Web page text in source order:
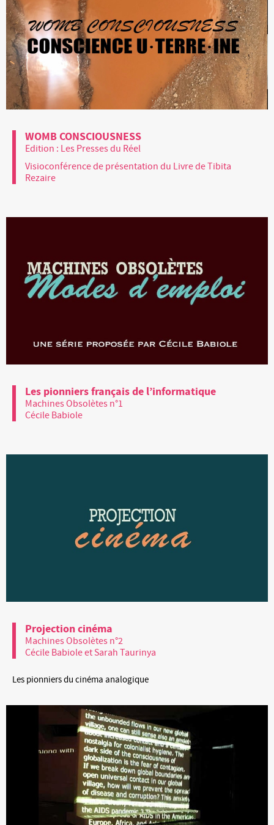
WOMB CONSCIOUSNESS
Edition : Les Presses du Réel
Visioconférence de présentation du Livre de Tibita
Rezaire
Les pionniers français de l’informatique
Machines Obsolètes n°1
Cécile Babiole
Projection cinéma
Machines Obsolètes n°2
Cécile Babiole et Sarah Taurinya
Les pionniers du cinéma analogique